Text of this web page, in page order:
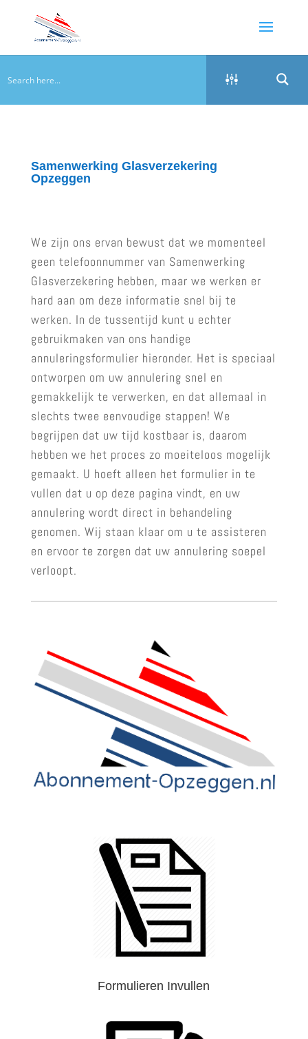
Samenwerking Glasverzekering
Opzeggen
We zijn ons ervan bewust dat we momenteel
geen telefoonnummer van Samenwerking
Glasverzekering hebben, maar we werken er
hard aan om deze informatie snel bij te
werken. In de tussentijd kunt u echter
gebruikmaken van ons handige
annuleringsformulier hieronder. Het is speciaal
ontworpen om uw annulering snel en
gemakkelijk te verwerken, en dat allemaal in
slechts twee eenvoudige stappen! We
begrijpen dat uw tijd kostbaar is, daarom
hebben we het proces zo moeiteloos mogelijk
gemaakt. U hoeft alleen het formulier in te
vullen dat u op deze pagina vindt, en uw
annulering wordt direct in behandeling
genomen. Wij staan klaar om u te assisteren
en ervoor te zorgen dat uw annulering soepel
verloopt.
Formulieren Invullen